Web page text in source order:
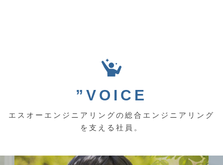
”VOICE
エスオーエンジニアリングの総合エンジニアリング
を支える社員。